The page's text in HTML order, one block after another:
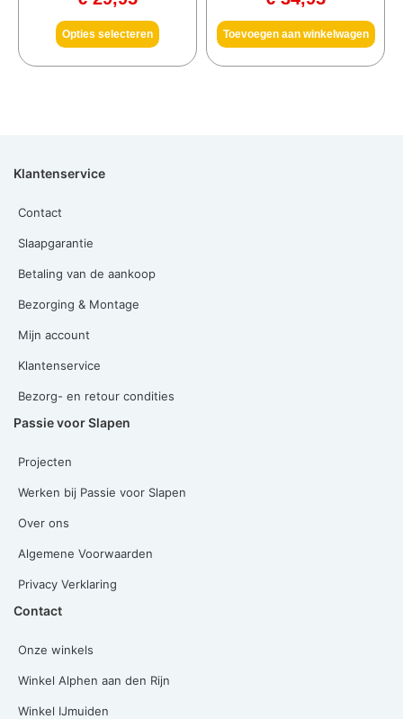
Opties selecteren Toevoegen aan winkelwagen
Klantenservice
Contact
Slaapgarantie
Betaling van de aankoop
Bezorging & Montage
Mijn account
Klantenservice
Bezorg- en retour condities
Passie voor Slapen
Projecten
Werken bij Passie voor Slapen
Over ons
Algemene Voorwaarden
Privacy Verklaring
Contact
Onze winkels
Winkel Alphen aan den Rijn
Winkel IJmuiden